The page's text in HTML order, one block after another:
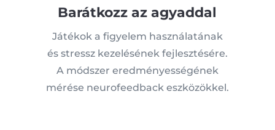
Barátkozz az agyaddal
Játékok a figyelem használatának
és stressz kezelésének fejlesztésére.
A módszer eredményességének
mérése neurofeedback eszközökkel.